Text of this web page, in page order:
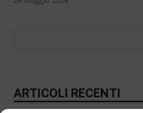
ARTICOLI RECENTI